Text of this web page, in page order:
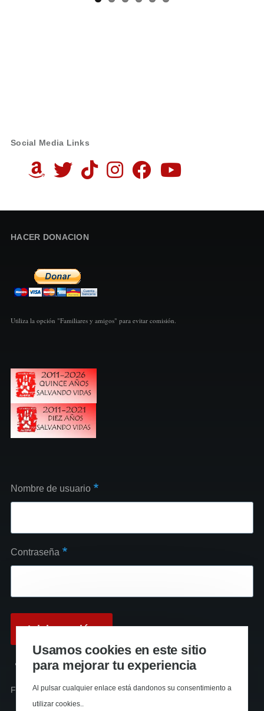
Social Media Links
HACER DONACION
Utiliza la opción "Familiares y amigos" para evitar comisión.
Nombre de usuario
Contraseña
Reinicializar su contraseña
Funciona conDrupal
Usamos cookies en este sitio
para mejorar tu experiencia
Al pulsar cualquier enlace está dandonos su consentimiento a
utilizar cookies..